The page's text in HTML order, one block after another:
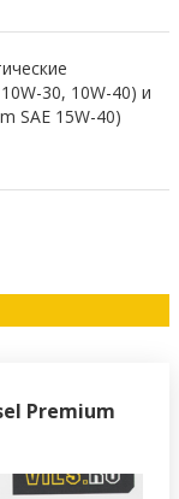
30, 10W-40) и
SAE 15W-40)
Premium